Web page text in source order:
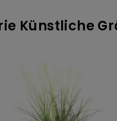
Künstliche